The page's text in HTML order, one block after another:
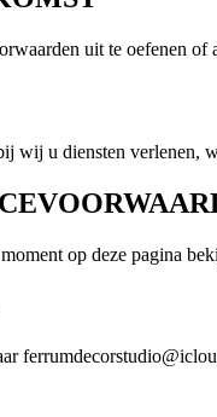
uit te oefenen
u diensten verlenen,
op deze pagina